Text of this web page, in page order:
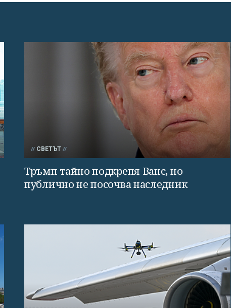
СВЕТЪТ
Тръмп тайно подкрепя Ванс, но
публично не посочва наследник